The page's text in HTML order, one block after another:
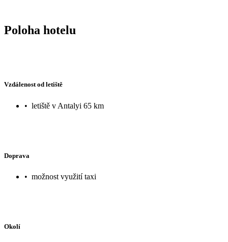
Poloha hotelu
Vzdálenost od letiště
• letiště v Antalyi 65 km
Doprava
• možnost využití taxi
Okolí